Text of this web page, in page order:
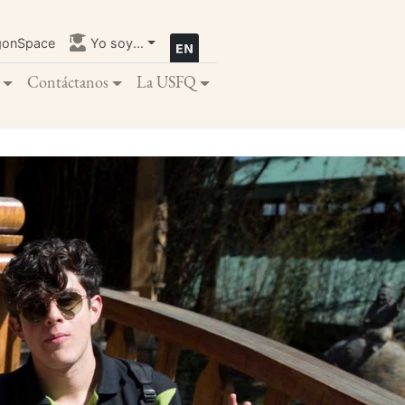
Yo soy...
Contáctanos La USFQ